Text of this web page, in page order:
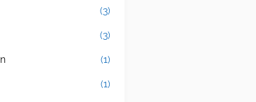
(3)
(3)
(1)
(1)